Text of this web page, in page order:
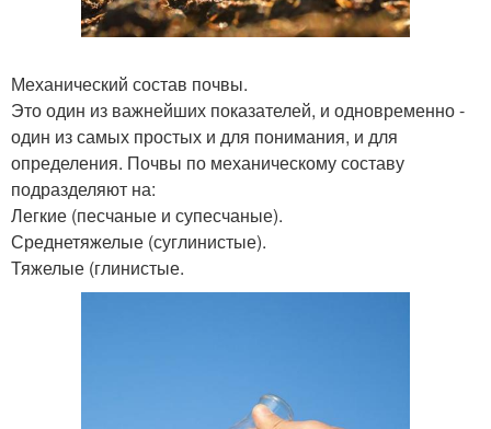
Механический состав почвы.
Это один из важнейших показателей, и одновременно -
один из самых простых и для понимания, и для
определения. Почвы по механическому составу
подразделяют на:
Легкие (песчаные и супесчаные).
Среднетяжелые (суглинистые).
Тяжелые (глинистые.